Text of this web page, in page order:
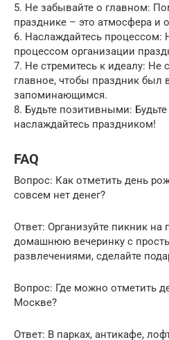
5. Не забывайте о главном:
празднике – это атмосфера и
6. Наслаждайтесь процессом:
процессом организации
7. Не стремитесь к идеалу: Не
главное, чтобы праздник был
запоминающимся.
8. Будьте позитивными:
наслаждайтесь праздником!
FAQ
Вопрос: Как отметить день
совсем нет денег?
Ответ: Организуйте пикник на
домашнюю вечеринку с
развлечениями, сделайте
Вопрос: Где можно отметить
Москве?
Ответ: В парках, антикафе,